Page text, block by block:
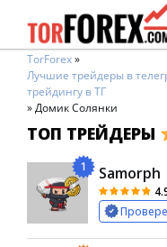
TorForex»
Лучшие трейдеры в
трейдингу в ТГ
»Домик Солянки
ТОП ТРЕЙДЕРЫ
1 Samorph